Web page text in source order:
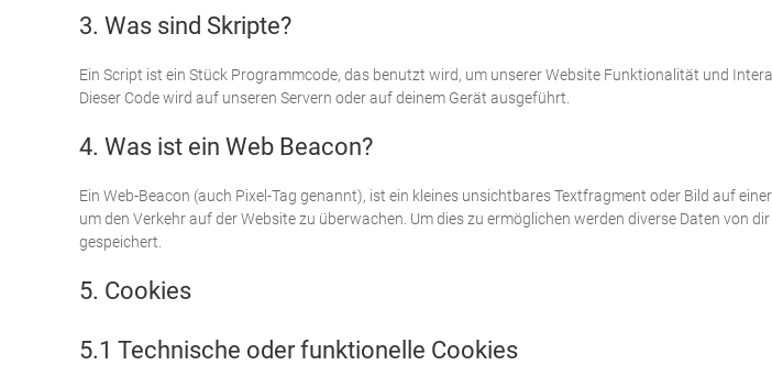
3. Was sind Skripte?
Ein Script ist ein Stück Programmcode, das benutzt wird, um unserer Website Funktionalität und
Dieser Code wird auf unseren Servern oder auf deinem Gerät ausgeführt.
4. Was ist ein Web Beacon?
Ein Web-Beacon (auch Pixel-Tag genannt), ist ein kleines unsichtbares Textfragment oder Bild auf
um den Verkehr auf der Website zu überwachen. Um dies zu ermöglichen werden diverse Daten von
gespeichert.
5. Cookies
5.1 Technische oder funktionelle Cookies